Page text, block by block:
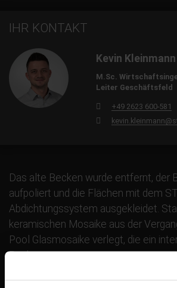
IHR KONTAKT
Kevin Kleinmann
M.Sc.
Leiter Geschäftsfeld
+49 2623 600-581
Das alte Becken wurde entfernt, der
aufpoliert und die Flächen mit dem
Abdichtungssystem ausgekleidet.
keramischen Mosaike aus der
Pool Glasmosaike verlegt, die ein
Beckenwasser erzeugen.